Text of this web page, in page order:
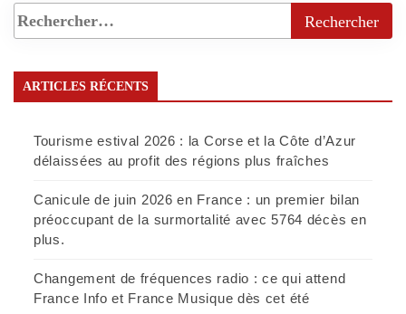
ARTICLES RÉCENTS
Tourisme estival 2026 : la Corse et la Côte d’Azur
délaissées au profit des régions plus fraîches
Canicule de juin 2026 en France : un premier bilan
préoccupant de la surmortalité avec 5764 décès en
plus.
Changement de fréquences radio : ce qui attend
France Info et France Musique dès cet été